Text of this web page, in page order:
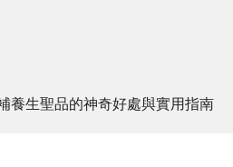
養生聖品的神奇好處與實用指南